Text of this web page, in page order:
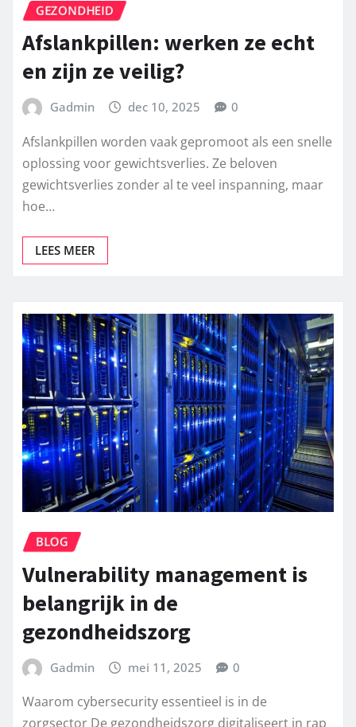
GEZONDHEID
Afslankpillen: werken ze echt
en zijn ze veilig?
Gadmin dec 10, 2025 0
Afslankpillen worden vaak gepromoot als een snelle
oplossing voor gewichtsverlies. Ze beloven
gewichtsverlies zonder al te veel inspanning, maar
hoe…
LEES MEER
BLOG
Vulnerability management is
belangrijk in de
gezondheidszorg
Gadmin mei 11, 2025 0
Waarom cybersecurity essentieel is in de
zorgsector De gezondheidszorg digitaliseert in rap